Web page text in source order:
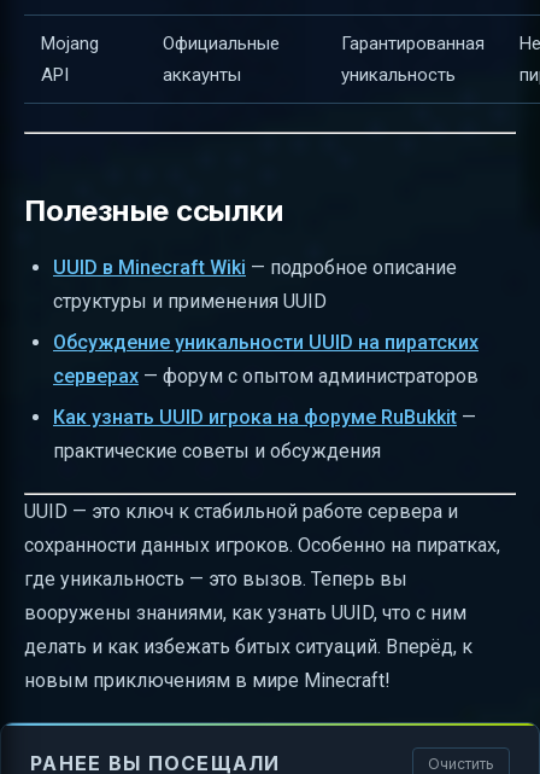
Mojang
API
Официальные
аккаунты
Гарантированная
уникальность
Полезные ссылки
UUID в Minecraft Wiki — подробное описание
структуры и применения UUID
Обсуждение уникальности UUID на пиратских
серверах — форум с опытом администраторов
Как узнать UUID игрока на форуме RuBukkit —
практические советы и обсуждения
UUID — это ключ к стабильной работе сервера и
сохранности данных игроков. Особенно на пиратках,
где уникальность — это вызов. Теперь вы
вооружены знаниями, как узнать UUID, что с ним
делать и как избежать битых ситуаций. Вперёд, к
новым приключениям в мире Minecraft!
РАНЕЕ ВЫ ПОСЕЩАЛИ Очистить